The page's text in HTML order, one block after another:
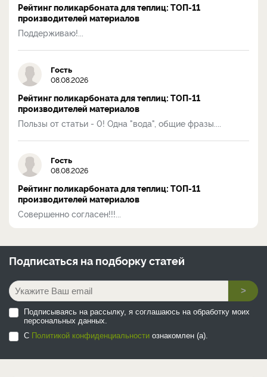
Рейтинг поликарбоната для теплиц: ТОП-11
производителей материалов
Поддерживаю!...
Гость
08.08.2026
Рейтинг поликарбоната для теплиц: ТОП-11
производителей материалов
Пользы от статьи - 0! Одна "вода", общие фразы....
Гость
08.08.2026
Рейтинг поликарбоната для теплиц: ТОП-11
производителей материалов
Совершенно согласен!!!...
Подписаться на подборку статей
>
Подписываясь на рассылку, я соглашаюсь на обработку моих
персональных данных.
С Политикой конфиденциальности ознакомлен (а).